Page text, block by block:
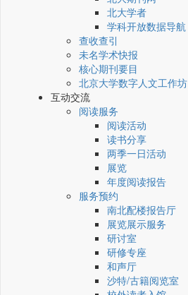
北大学者
学科开放数据导航
查收查引
未名学术快报
核心期刊要目
北京大学数字人文工作坊
互动交流
阅读服务
阅读活动
读书分享
两季一日活动
展览
年度阅读报告
服务预约
南北配楼报告厅
展览展示服务
研讨室
研修专座
和声厅
沙特/古籍阅览室